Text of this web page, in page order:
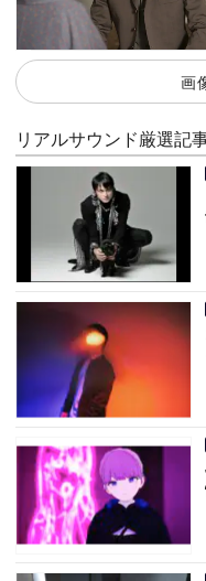
画
リアルサウンド厳選記